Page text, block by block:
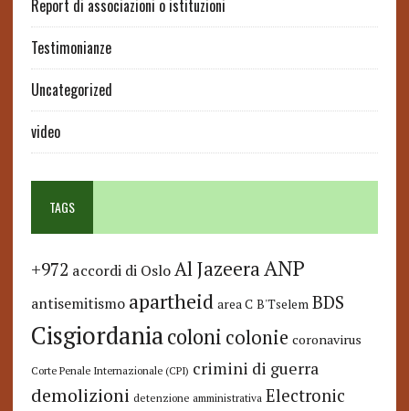
Report di associazioni o istituzioni
Testimonianze
Uncategorized
video
TAGS
+972 accordi di Oslo Al JazeeraANP
antisemitismo apartheid area C B'Tselem BDS
Cisgiordaniacoloni colonie coronavirus
Corte Penale Internazionale (CPI) crimini di guerra
demolizioni detenzione amministrativa Electronic